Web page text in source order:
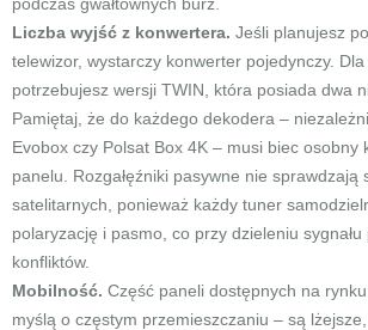
Liczba wyjść z konwertera. Jeśli planujesz
telewizor, wystarczy konwerter pojedynczy.
potrzebujesz wersji TWIN, która posiada dwa
Pamiętaj, że do każdego dekodera –
Evobox czy Polsat Box 4K – musi biec osobny
panelu. Rozgałęźniki pasywne nie sprawdzają
satelitarnych, ponieważ każdy tuner
polaryzację i pasmo, co przy dzieleniu
konfliktów.
Mobilność. Część paneli dostępnych na
myślą o częstym przemieszczaniu – są